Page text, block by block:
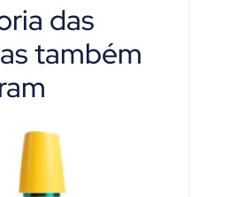
das
também